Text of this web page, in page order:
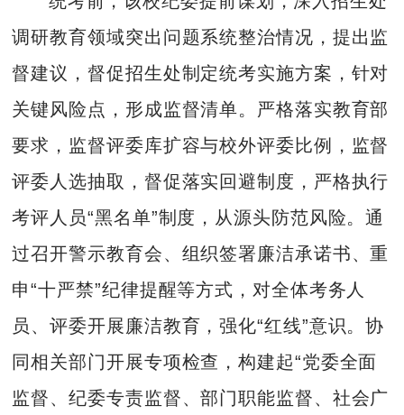
调研教育领域突出问题系统整治情况，提出监
督建议，督促招生处制定统考实施方案，针对
关键风险点，形成监督清单。严格落实教育部
要求，监督评委库扩容与校外评委比例，监督
评委人选抽取，督促落实回避制度，严格执行
考评人员“黑名单”制度，从源头防范风险。通
过召开警示教育会、组织签署廉洁承诺书、重
申“十严禁”纪律提醒等方式，对全体考务人
员、评委开展廉洁教育，强化“红线”意识。协
同相关部门开展专项检查，构建起“党委全面
监督、纪委专责监督、部门职能监督、社会广